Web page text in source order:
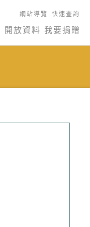
網站導覽 快速查詢
開放資料 我要捐贈